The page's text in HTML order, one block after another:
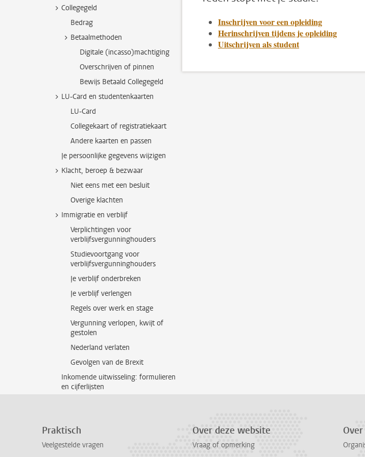
Collegegeld
Bedrag
Betaalmethoden
Digitale (incasso)machtiging
Overschrijven of pinnen
Bewijs Betaald Collegegeld
LU-Card en studentenkaarten
LU-Card
Collegekaart of registratiekaart
Andere kaarten en passen
Je persoonlijke gegevens wijzigen
Klacht, beroep & bezwaar
Niet eens met een besluit
Overige klachten
Immigratie en verblijf
Verplichtingen voor
verblijfsvergunninghouders
Studievoortgang voor
verblijfsvergunninghouders
Je verblijf onderbreken
Je verblijf verlengen
Regels over werk en stage
Vergunning verlopen, kwijt of
gestolen
Nederland verlaten
Gevolgen van de Brexit
Inkomende uitwisseling: formulieren
en cijferlijsten
Inschrijven voor een opleiding
Herinschrijven tijdens je opleiding
Uitschrijven als student
Praktisch
Veelgestelde vragen
Over deze website
Vraag of opmerking